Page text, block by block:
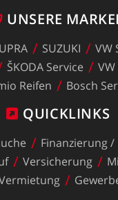
UNSERE
SUZUKI VW
ŠKODA Service VW
Reifen Bosch
QUICKLINKS
Finanzierung/
Versicherung